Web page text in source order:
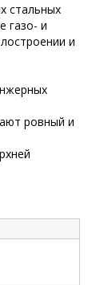
стальных
газо- и
и
ровный и